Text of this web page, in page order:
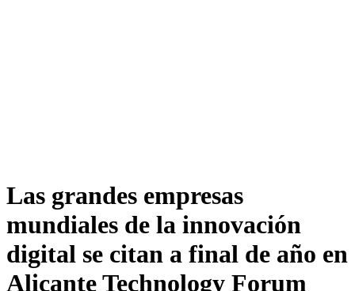
Las grandes empresas
mundiales de la innovación
digital se citan a final de año en
Alicante Technology Forum